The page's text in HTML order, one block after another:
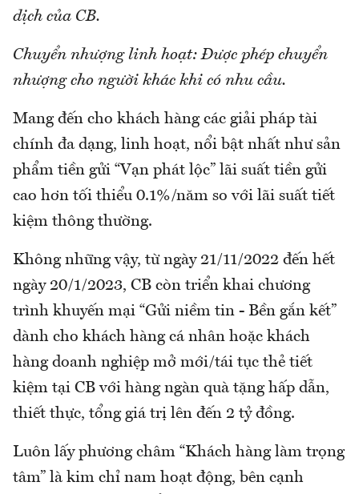
dịch của CB.
Chuyển nhượng linh hoạt: Được phép chuyển
nhượng cho người khác khi có nhu cầu.
Mang đến cho khách hàng các giải pháp tài
chính đa dạng, linh hoạt, nổi bật nhất như sản
phẩm tiền gửi “Vạn phát lộc” lãi suất tiền gửi
cao hơn tối thiểu 0.1%/năm so với lãi suất tiết
kiệm thông thường.
Không những vậy, từ ngày 21/11/2022 đến hết
ngày 20/1/2023, CB còn triển khai chương
trình khuyến mại “Gửi niềm tin - Bền gắn kết”
dành cho khách hàng cá nhân hoặc khách
hàng doanh nghiệp mở mới/tái tục thẻ tiết
kiệm tại CB với hàng ngàn quà tặng hấp dẫn,
thiết thực, tổng giá trị lên đến 2 tỷ đồng.
Luôn lấy phương châm “Khách hàng làm trọng
tâm” là kim chỉ nam hoạt động, bên cạnh